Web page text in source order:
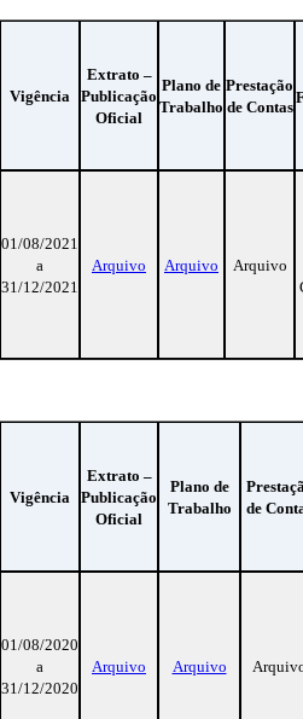
Vigência
Extrato –
Publicação
Oficial
Plano de
Trabalho
Prestação
de Contas
01/08/2021
a
31/12/2021
Arquivo Arquivo
Arquivo
Vigência
Extrato –
Publicação
Oficial
Plano de
Trabalho
de
01/08/2020
a
31/12/2020
Arquivo Arquivo